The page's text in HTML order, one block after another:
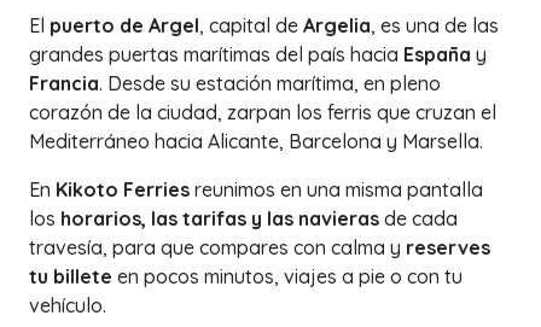
El puerto de Argel, capital de Argelia, es una de las
grandes puertas marítimas del país hacia España y
Francia. Desde su estación marítima, en pleno
corazón de la ciudad, zarpan los ferris que cruzan el
Mediterráneo hacia Alicante, Barcelona y Marsella.
En Kikoto Ferries reunimos en una misma pantalla
los horarios, las tarifas y las navieras de cada
travesía, para que compares con calma y reserves
tu billete en pocos minutos, viajes a pie o con tu
vehículo.